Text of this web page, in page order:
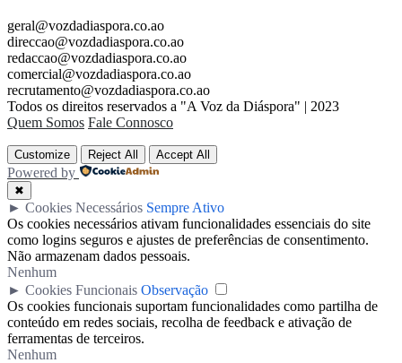
geral@vozdadiaspora.co.ao
direccao@vozdadiaspora.co.ao
redaccao@vozdadiaspora.co.ao
comercial@vozdadiaspora.co.ao
recrutamento@vozdadiaspora.co.ao
Todos os direitos reservados a "A Voz da Diáspora" | 2023
Quem Somos Fale Connosco
Customize Reject All Accept All
Powered by
✖
► Cookies Necessários Sempre Ativo
Os cookies necessários ativam funcionalidades essenciais do site
como logins seguros e ajustes de preferências de consentimento.
Não armazenam dados pessoais.
Nenhum
► Cookies Funcionais Observação
Os cookies funcionais suportam funcionalidades como partilha de
conteúdo em redes sociais, recolha de feedback e ativação de
ferramentas de terceiros.
Nenhum